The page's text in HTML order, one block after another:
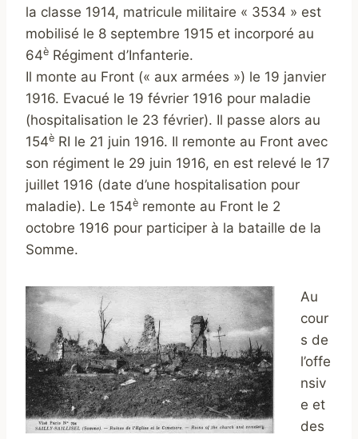
la classe 1914, matricule militaire « 3534 » est
mobilisé le 8 septembre 1915 et incorporé au
64è Régiment d’Infanterie.
Il monte au Front (« aux armées ») le 19 janvier
1916. Evacué le 19 février 1916 pour maladie
(hospitalisation le 23 février). Il passe alors au
154è RI le 21 juin 1916. Il remonte au Front avec
son régiment le 29 juin 1916, en est relevé le 17
juillet 1916 (date d’une hospitalisation pour
maladie). Le 154è remonte au Front le 2
octobre 1916 pour participer à la bataille de la
Somme.
Au
cour
s de
l’offe
nsiv
e et
des